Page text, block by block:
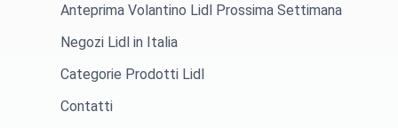
Anteprima Volantino Lidl Prossima Settimana
Negozi Lidl in Italia
Categorie Prodotti Lidl
Contatti